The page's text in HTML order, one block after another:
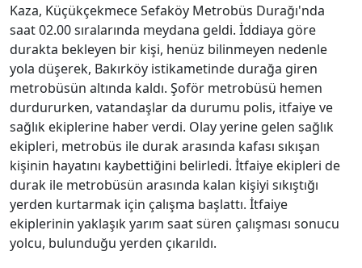
Kaza, Küçükçekmece Sefaköy Metrobüs Durağı'nda
saat 02.00 sıralarında meydana geldi. İddiaya göre
durakta bekleyen bir kişi, henüz bilinmeyen nedenle
yola düşerek, Bakırköy istikametinde durağa giren
metrobüsün altında kaldı. Şoför metrobüsü hemen
durdururken, vatandaşlar da durumu polis, itfaiye ve
sağlık ekiplerine haber verdi. Olay yerine gelen sağlık
ekipleri, metrobüs ile durak arasında kafası sıkışan
kişinin hayatını kaybettiğini belirledi. İtfaiye ekipleri de
durak ile metrobüsün arasında kalan kişiyi sıkıştığı
yerden kurtarmak için çalışma başlattı. İtfaiye
ekiplerinin yaklaşık yarım saat süren çalışması sonucu
yolcu, bulunduğu yerden çıkarıldı.